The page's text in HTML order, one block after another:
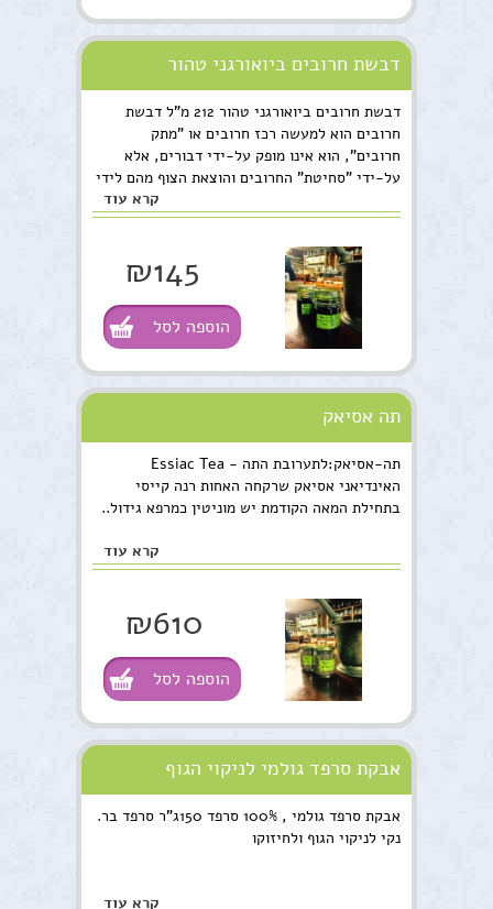
דבשת חרובים ביואורגני טהור
דבשת חרובים ביואורגני טהור 212 מ"ל דבשת
חרובים הוא למעשה רכז חרובים או "מתק
חרובים", הוא אינו מופק על-ידי דבורים, אלא
על-ידי "סחיטת" החרובים והוצאת הצוף מהם לידי
רכז. תהליך ההפקה הינו ייחודי וכולל ריסוק הפרי,
חימום ותהליך סינון קפדני.
קרא עוד
₪145
הוספה לסל
תה אסיאק
תה-אסיאק:לתערובת התה - Essiac Tea
האינדיאני אסיאק שרקחה האחות רנה קייסי
בתחילת המאה הקודמת יש מוניטין כמרפא גידול..
קרא עוד
₪610
הוספה לסל
אבקת סרפד גולמי לניקוי הגוף
אבקת סרפד גולמי , 100% סרפד 150ג"ר סרפד בר.
נקי לניקוי הגוף ולחיזוקו
קרא עוד